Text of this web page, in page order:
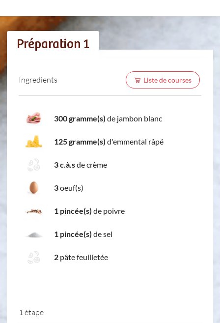
Préparation 1
Ingredients Liste de courses
300 gramme(s) de jambon blanc
125 gramme(s) d'emmental râpé
3 c.à.sde crème
3oeuf(s)
1 pincée(s) de poivre
1 pincée(s) de sel
2 pâte feuilletée
1 étape